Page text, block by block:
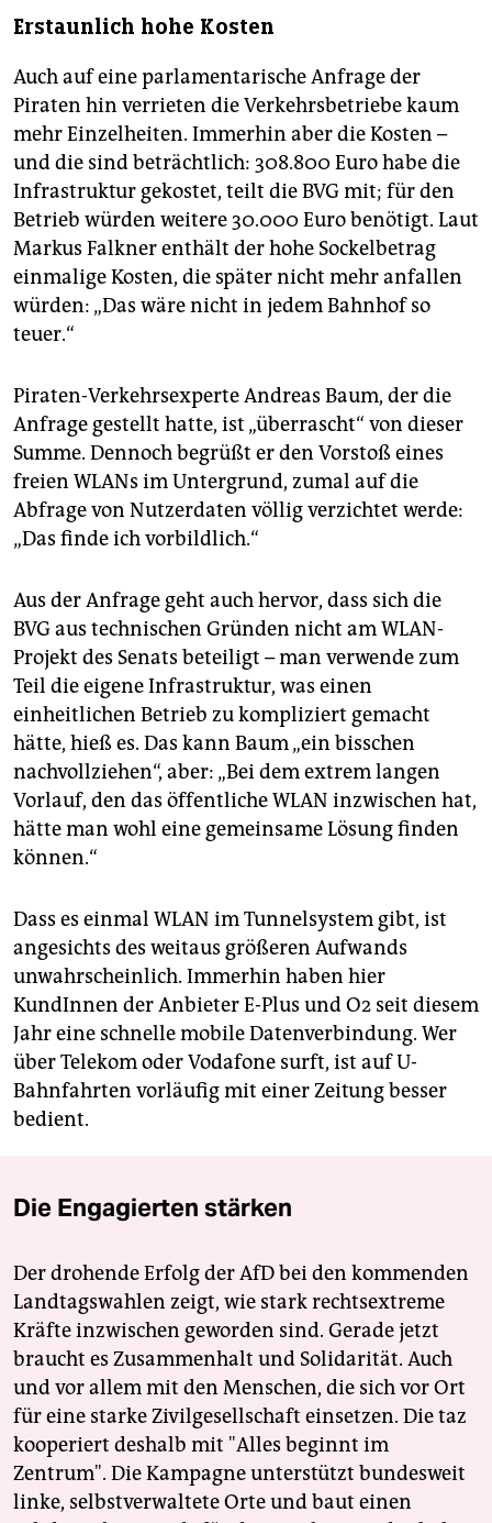
Erstaunlich hohe Kosten
Auch auf eine parlamentarische Anfrage der
Piraten hin verrieten die Verkehrsbetriebe kaum
mehr Einzelheiten. Immerhin aber die Kosten –
und die sind beträchtlich: 308.800 Euro habe die
Infrastruktur gekostet, teilt die BVG mit; für den
Betrieb würden weitere 30.000 Euro benötigt. Laut
Markus Falkner enthält der hohe Sockelbetrag
einmalige Kosten, die später nicht mehr anfallen
würden: „Das wäre nicht in jedem Bahnhof so
teuer.“
Piraten-Verkehrsexperte Andreas Baum, der die
Anfrage gestellt hatte, ist „überrascht“ von dieser
Summe. Dennoch begrüßt er den Vorstoß eines
freien WLANs im Untergrund, zumal auf die
Abfrage von Nutzerdaten völlig verzichtet werde:
„Das finde ich vorbildlich.“
Aus der Anfrage geht auch hervor, dass sich die
BVG aus technischen Gründen nicht am WLAN-
Projekt des Senats beteiligt – man verwende zum
Teil die eigene Infrastruktur, was einen
einheitlichen Betrieb zu kompliziert gemacht
hätte, hieß es. Das kann Baum „ein bisschen
nachvollziehen“, aber: „Bei dem extrem langen
Vorlauf, den das öffentliche WLAN inzwischen hat,
hätte man wohl eine gemeinsame Lösung finden
können.“
Dass es einmal WLAN im Tunnelsystem gibt, ist
angesichts des weitaus größeren Aufwands
unwahrscheinlich. Immerhin haben hier
KundInnen der Anbieter E-Plus und O2 seit diesem
Jahr eine schnelle mobile Datenverbindung. Wer
über Telekom oder Vodafone surft, ist auf U-
Bahnfahrten vorläufig mit einer Zeitung besser
bedient.
Die Engagierten stärken
Der drohende Erfolg der AfD bei den kommenden
Landtagswahlen zeigt, wie stark rechtsextreme
Kräfte inzwischen geworden sind. Gerade jetzt
braucht es Zusammenhalt und Solidarität. Auch
und vor allem mit den Menschen, die sich vor Ort
für eine starke Zivilgesellschaft einsetzen. Die taz
kooperiert deshalb mit "Alles beginnt im
Zentrum". Die Kampagne unterstützt bundesweit
linke, selbstverwaltete Orte und baut einen